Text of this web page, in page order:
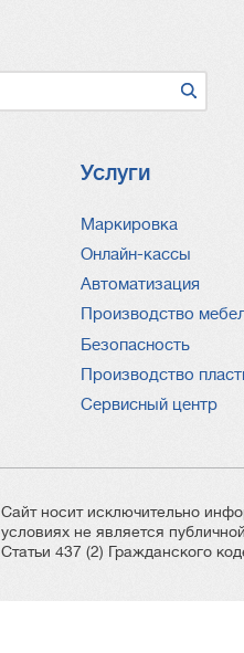
Услуги
Услуги
Маркировка
Онлайн-кассы
Автоматизация
Производство
Безопасность
Производство
Сервисный центр
Сайт носит исключительно
условиях не является
Статьи 437 (2) Гражданского